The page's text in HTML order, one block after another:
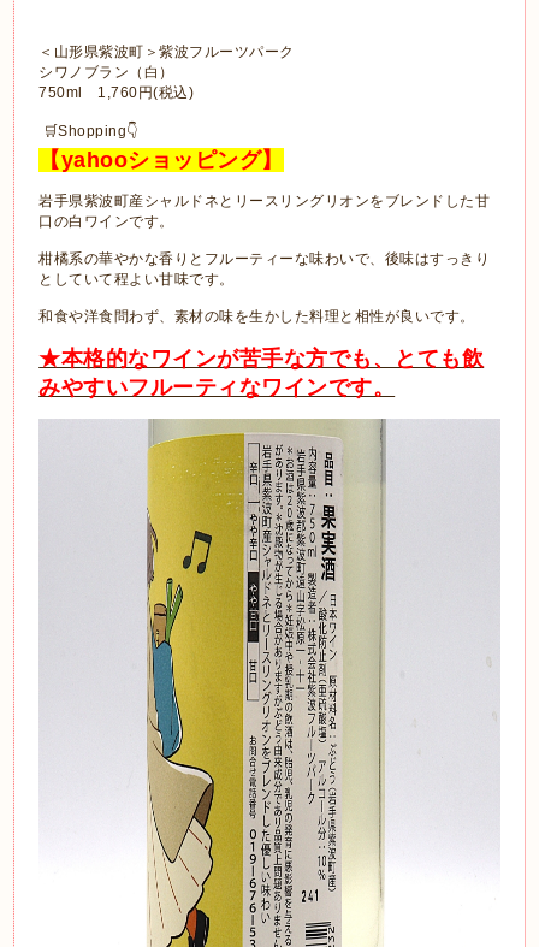
＜山形県紫波町＞紫波フルーツパーク
シワノブラン（白）
750ml 1,760円(税込)
🛒Shopping👇️
【yahooショッピング】
岩手県紫波町産シャルドネとリースリングリオンをブレンドした甘
口の白ワインです。
柑橘系の華やかな香りとフルーティーな味わいで、後味はすっきり
としていて程よい甘味です。
和食や洋食問わず、素材の味を生かした料理と相性が良いです。
★本格的なワインが苦手な方でも、とても飲
みやすいフルーティなワインです。